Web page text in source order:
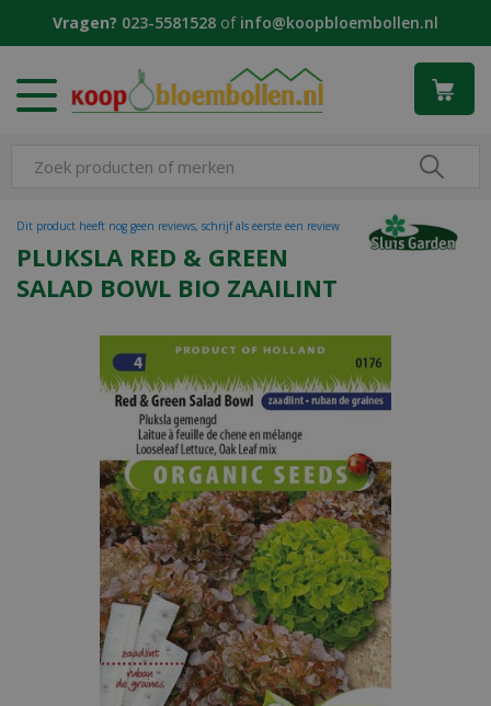
Vragen? 023-5581528 of info@koopbloembollen.nl
PLUKSLA RED & GREEN
SALAD BOWL BIO ZAAILINT
Dit product heeft nog geen reviews, schrijf als eerste een review